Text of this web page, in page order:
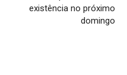
existência no próximo
domingo